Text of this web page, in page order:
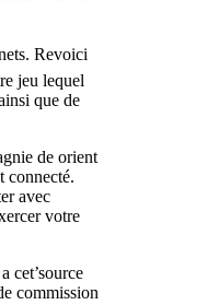
Revoici
jeu lequel
que de
de orient
connecté.
avec
votre
cet’source
commission